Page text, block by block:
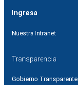
Ingresa
Nuestra Intranet
Transparencia
Gobierno Transparente